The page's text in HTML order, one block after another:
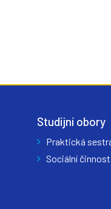
Studijní obory
Praktická
Sociální činnost